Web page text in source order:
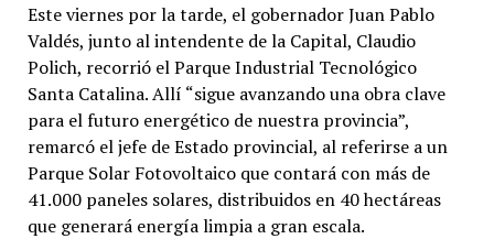
Este viernes por la tarde, el gobernador Juan Pablo
Valdés, junto al intendente de la Capital, Claudio
Polich, recorrió el Parque Industrial Tecnológico
Santa Catalina. Allí “sigue avanzando una obra clave
para el futuro energético de nuestra provincia”,
remarcó el jefe de Estado provincial, al referirse a un
Parque Solar Fotovoltaico que contará con más de
41.000 paneles solares, distribuidos en 40 hectáreas
que generará energía limpia a gran escala.